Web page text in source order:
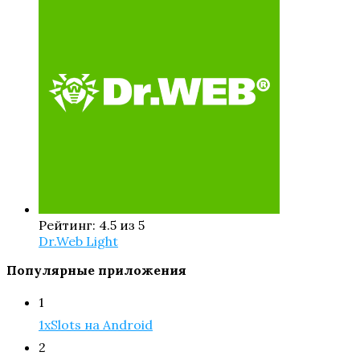
Рейтинг: 4.5 из 5
Dr.Web Light
Популярные приложения
1
1xSlots на Android
2